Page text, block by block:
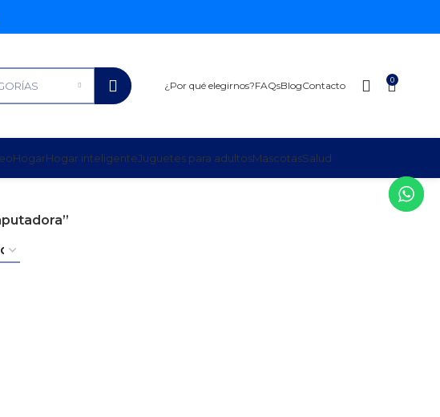
¿Por qué elegirnos?FAQsBlogContacto 0
HogarHogar inteligenteJuguetes para adultosMascotasSalud